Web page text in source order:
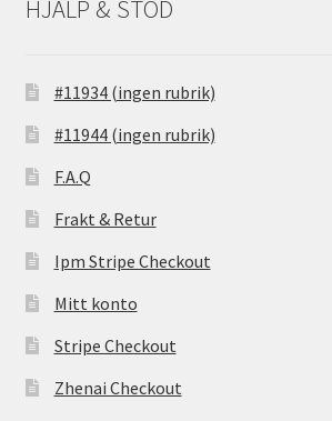
HJÄLP & STÖD
#11934 (ingen rubrik)
#11944 (ingen rubrik)
F.A.Q
Frakt & Retur
Ipm Stripe Checkout
Mitt konto
Stripe Checkout
Zhenai Checkout